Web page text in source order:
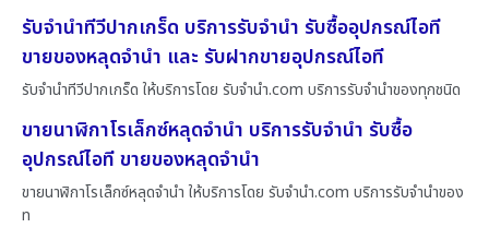
รับจำนำทีวีปากเกร็ด บริการรับจำนำ รับซื้ออุปกรณ์ไอที
ขายของหลุดจำนำ และ รับฝากขายอุปกรณ์ไอที
รับจำนำทีวีปากเกร็ด ให้บริการโดย รับจํานํา.com บริการรับจำนำของทุกชนิด
ขายนาฬิกาโรเล็กซ์หลุดจำนำ บริการรับจำนำ รับซื้อ
อุปกรณ์ไอที ขายของหลุดจำนำ
ขายนาฬิกาโรเล็กซ์หลุดจำนำ ให้บริการโดย รับจํานํา.com บริการรับจำนำของ
ท